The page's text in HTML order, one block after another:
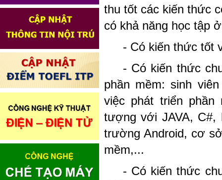
thu tốt các kiến thức
có khả năng học tập
- Có kiến thức tốt
- Có kiến thức
phần mềm: sinh
việc phát triển
tượng với JAVA, C#,
trường Android, cơ
mềm,...
- Có kiến thức